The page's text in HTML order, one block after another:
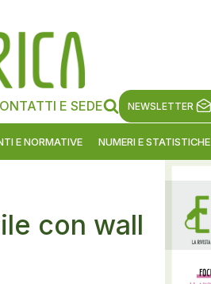
E SEDE NEWSLETTER
E NORMATIVE NUMERI E STATISTICHE
con wall